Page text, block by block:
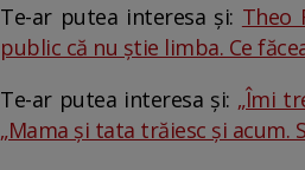
Te-ar putea interesa și: Theo
public că nu știe limba. Ce
Te-ar putea interesa și: „Îmi
„Mama și tata trăiesc și acum.